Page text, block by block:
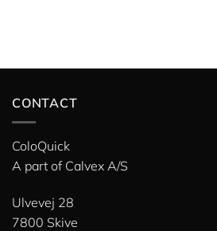
CONTACT
ColoQuick
A part of Calvex A/S
Ulvevej 28
7800 Skive